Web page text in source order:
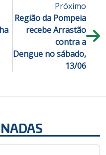
Próximo
Região da Pompeia
recebe Arrastão
contra a
Dengue no sábado,
13/06